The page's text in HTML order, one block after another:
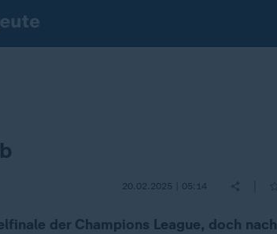
20.02.2025 | 05:14
der Champions League, doch nach